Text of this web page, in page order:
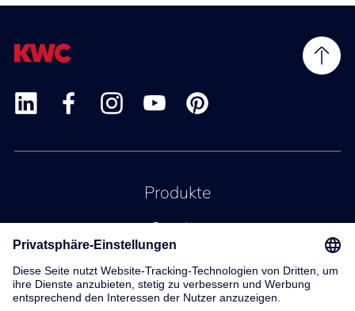
Produkte
Service
Kontakt
Über uns